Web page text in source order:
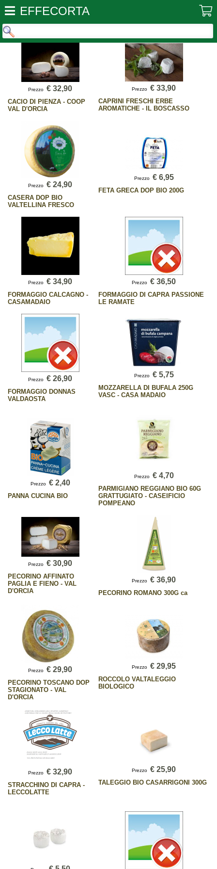
EFFECORTA
Prezzo € 32,90
CACIO DI PIENZA - COOP
VAL D'ORCIA
Prezzo € 33,90
CAPRINI FRESCHI ERBE
AROMATICHE - IL BOSCASSO
Prezzo € 24,90
CASERA DOP BIO
VALTELLINA FRESCO
Prezzo € 6,95
FETA GRECA DOP BIO 200G
Prezzo € 34,90
FORMAGGIO CALCAGNO -
CASAMADAIO
Prezzo € 36,50
FORMAGGIO DI CAPRA PASSIONE
LE RAMATE
Prezzo € 26,90
FORMAGGIO DONNAS
VALDAOSTA
Prezzo € 5,75
MOZZARELLA DI BUFALA 250G
VASC - CASA MADAIO
Prezzo € 2,40
PANNA CUCINA BIO
Prezzo € 4,70
PARMIGIANO REGGIANO BIO 60G
GRATTUGIATO - CASEIFICIO
POMPEANO
Prezzo € 30,90
PECORINO AFFINATO
PAGLIA E FIENO - VAL
D'ORCIA
Prezzo € 36,90
PECORINO ROMANO 300G ca
Prezzo € 29,90
PECORINO TOSCANO DOP
STAGIONATO - VAL
D'ORCIA
Prezzo € 29,95
ROCCOLO VALTALEGGIO
BIOLOGICO
Prezzo € 32,90
STRACCHINO DI CAPRA -
LECCOLATTE
Prezzo € 25,90
TALEGGIO BIO CASARRIGONI 300G